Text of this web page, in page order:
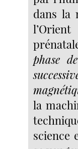
dans la
phase
la
science